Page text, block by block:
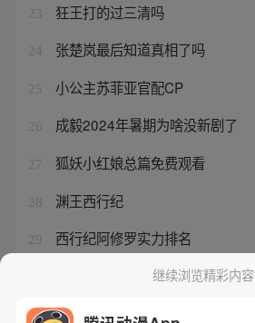
23 狂王打的过三清吗
24 张楚岚最后知道真相了吗
25 小公主苏菲亚官配CP
26 成毅2024年暑期为啥没新剧了
27 狐妖小红娘总篇免费观看
28 渊王西行纪
29 西行纪阿修罗实力排名
异人之下第六集夏禾和谁在一起了
继续浏览精彩内容